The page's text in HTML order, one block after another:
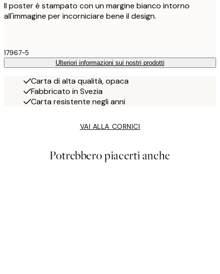
Il poster è stampato con un margine bianco intorno
all'immagine per incorniciare bene il design.
17967-5
Ulteriori informazioni sui nostri prodotti
Carta di alta qualità, opaca
Fabbricato in Svezia
Carta resistente negli anni
VAI ALLA CORNICI
Potrebbero piacerti anche